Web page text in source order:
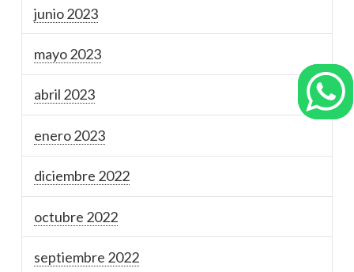
junio 2023
mayo 2023
abril 2023
enero 2023
diciembre 2022
octubre 2022
septiembre 2022